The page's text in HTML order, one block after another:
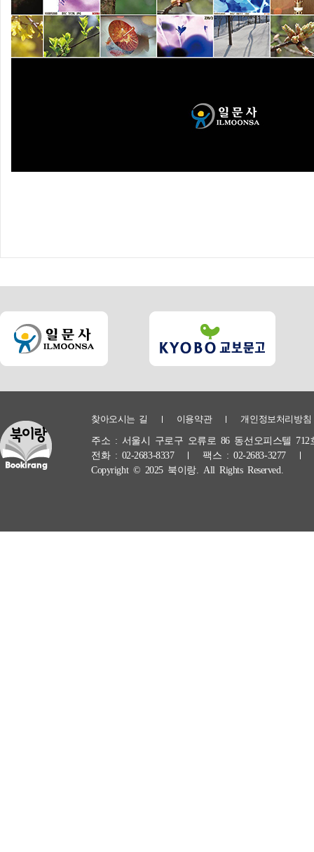
찾아오시는 길 이용약관 개인정보처리방침
주소 : 서울시 구로구 오류로 86 동선오피스텔 712
전화 : 02-2683-8337 팩스 : 02-2683-3277
Copyright © 2025 북이랑. All Rights Reserved.